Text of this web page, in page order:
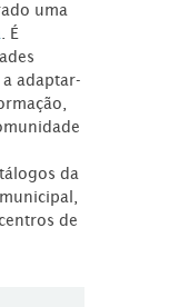
uma
. É
adaptar-
da
de